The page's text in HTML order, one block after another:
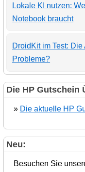
Lokale KI nutzen:
Notebook braucht
DroidKit im Test:
Probleme?
Die HP Gutschein
» Die aktuelle HP
Neu:
Besuchen Sie